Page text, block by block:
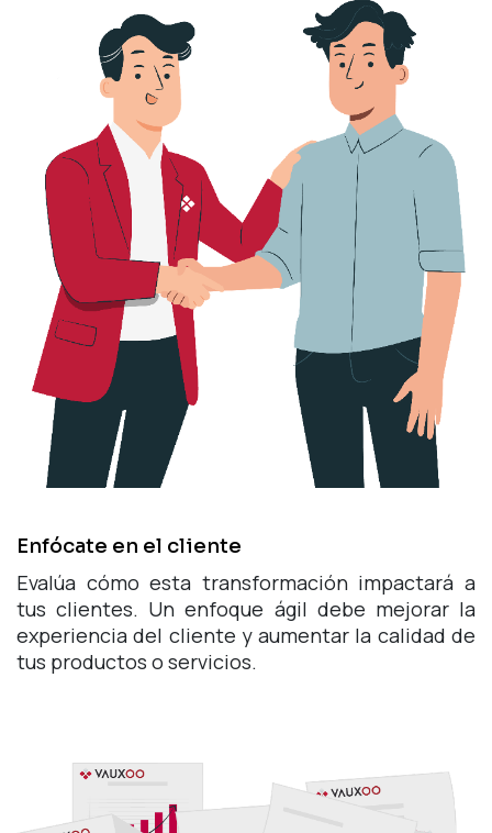
Enfócate en el cliente
Evalúa cómo esta transformación impactará a
tus clientes. Un enfoque ágil debe mejorar la
experiencia del cliente y aumentar la calidad de
tus productos o servicios.